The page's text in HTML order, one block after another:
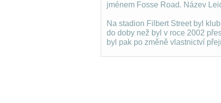
jménem Fosse Road. Název
Na stadion Filbert Street byl
do doby než byl v roce 2002
byl pak po změně vlastnictví